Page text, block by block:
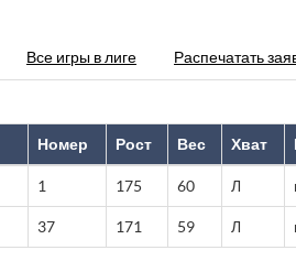
Все игры в лиге Распечатать
Номер Рост Вес Хват
1 175 60 Л
37 171 59 Л